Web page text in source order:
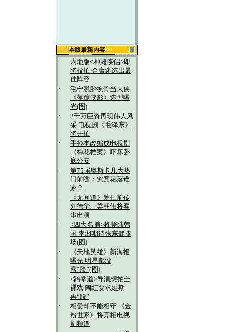
本版最新内容
·
内地版<神雕侠侣>即
将投拍 金庸迷选出最
佳阵容
·
毛宁脱胎换骨当大侠
《萍踪侠影》造型曝
光(图)
·
2千万巨资再现伟人风
采 电视剧《毛泽东》
将开拍
·
手抄本改编成电视剧
《梅花档案》吓坏卧
底公安
·
第75届奥斯卡几大热
门前瞻：究竟花落谁
家？
·
《无间道》筹拍前传
刘德华、梁朝伟将客
串出演
·
<四大名捕>将登陆韩
国 李湘期待张东健捧
场(图)
·
《天地英雄》新海报
曝光 明星都没
露“脸”(图)
·
<跆拳道>导演想拍全
裸戏 陶红要求延期
再“脱”
·
相爱却不能相守 《金
粉世家》将亮相电视
剧频道